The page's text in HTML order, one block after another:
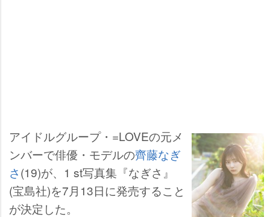
アイドルグループ・=LOVEの元メ
ンバーで俳優・モデルの齊藤なぎ
さ(19)が、1 st写真集『なぎさ』
(宝島社)を7月13日に発売すること
が決定した。